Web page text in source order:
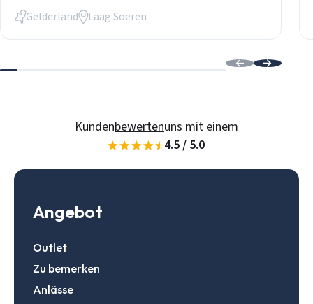
Gelderland Laag Soeren
Kundenbewertenuns mit einem
4.5 / 5.0
Angebot
Outlet
Zu bemerken
Anlässe
Passwort
Daten speichern
Login
Ein Konto erstellen
Zur Suche